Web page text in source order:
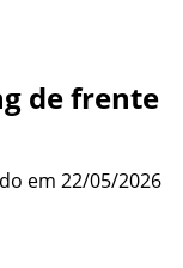
de frente
em 22/05/2026